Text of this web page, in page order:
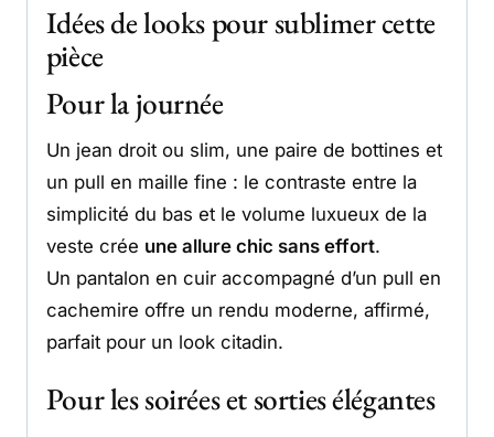
Idées de looks pour sublimer cette
pièce
Pour la journée
Un jean droit ou slim, une paire de bottines et
un pull en maille fine : le contraste entre la
simplicité du bas et le volume luxueux de la
veste crée une allure chic sans effort.
Un pantalon en cuir accompagné d’un pull en
cachemire offre un rendu moderne, affirmé,
parfait pour un look citadin.
Pour les soirées et sorties élégantes